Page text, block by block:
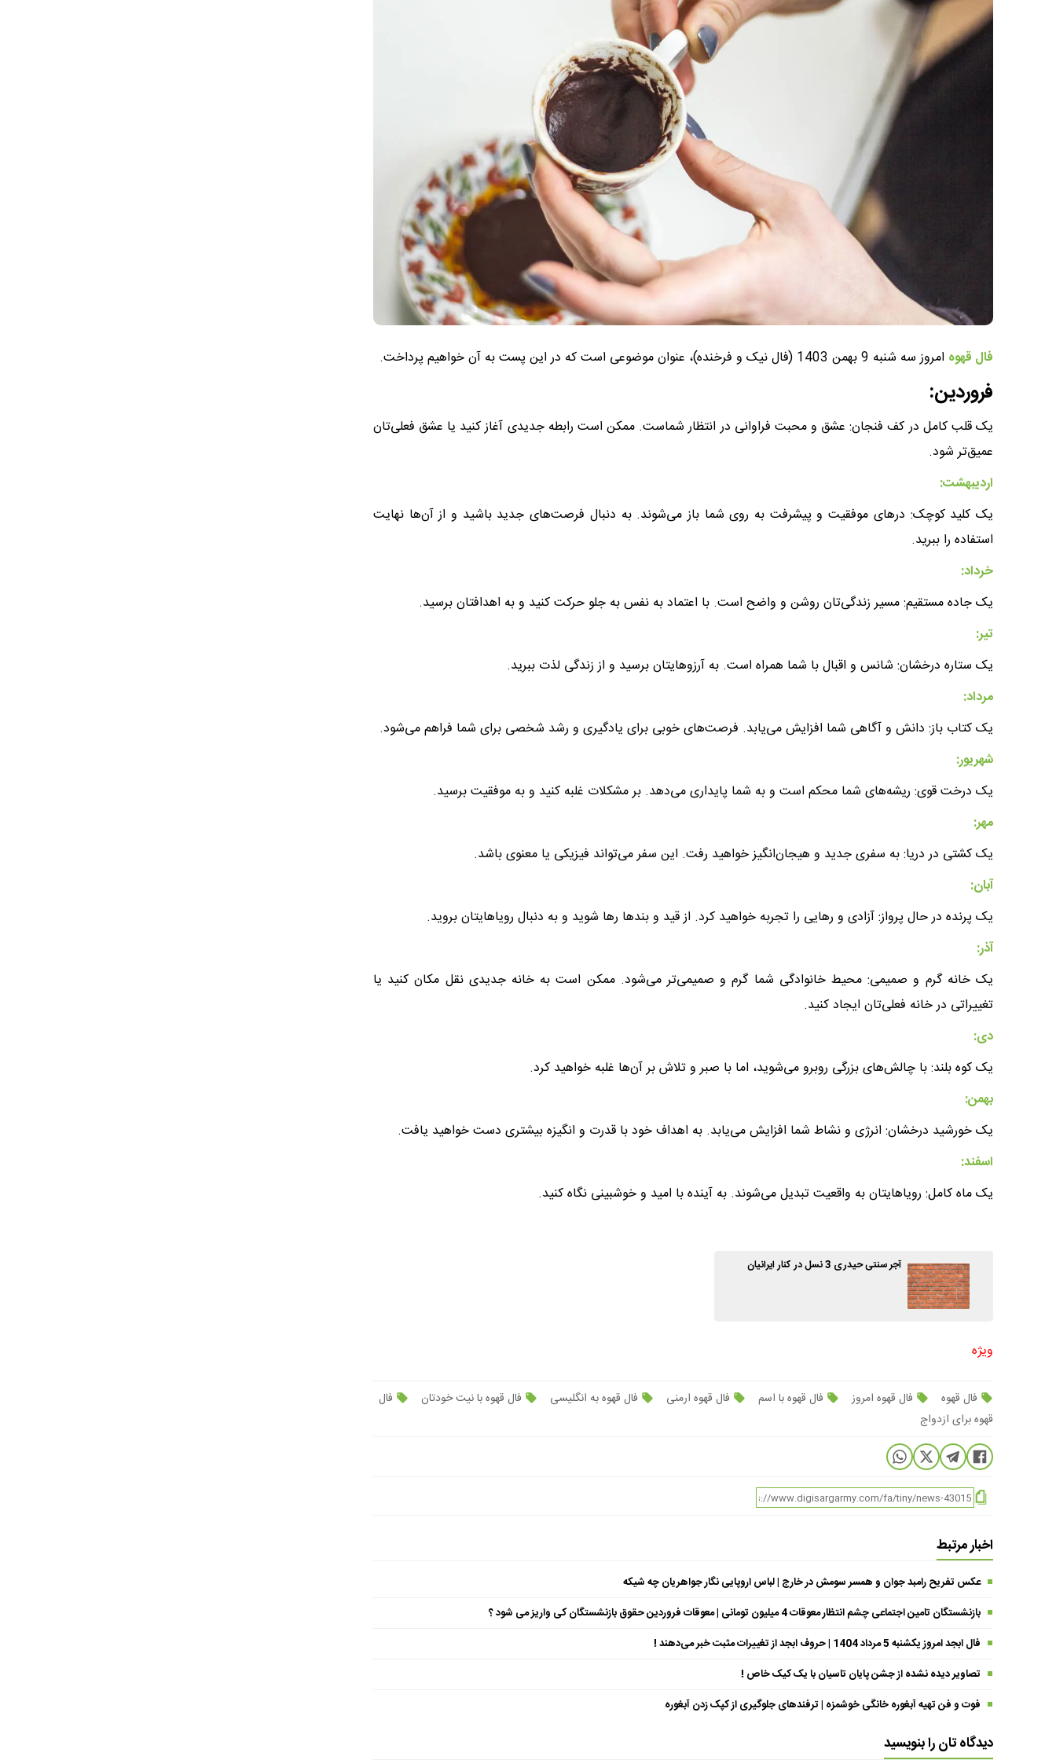
فال قهوه امروز سه شنبه 9 بهمن 1403 (فال نیک و فرخنده)، عنوان موضوعی است که در این پست به آن خواهیم پرداخت.
فروردین:
یک قلب کامل در کف فنجان: عشق و محبت فراوانی در انتظار شماست. ممکن است رابطه جدیدی آغاز کنید یا عشق فعلی‌تان
عمیق‌تر شود.
اردیبهشت:
یک کلید کوچک: درهای موفقیت و پیشرفت به روی شما باز می‌شوند. به دنبال فرصت‌های جدید باشید و از آن‌ها نهایت
استفاده را ببرید.
خرداد:
یک جاده مستقیم: مسیر زندگی‌تان روشن و واضح است. با اعتماد به نفس به جلو حرکت کنید و به اهدافتان برسید.
تیر:
یک ستاره درخشان: شانس و اقبال با شما همراه است. به آرزوهایتان برسید و از زندگی لذت ببرید.
مرداد:
یک کتاب باز: دانش و آگاهی شما افزایش می‌یابد. فرصت‌های خوبی برای یادگیری و رشد شخصی برای شما فراهم می‌شود.
شهریور:
یک درخت قوی: ریشه‌های شما محکم است و به شما پایداری می‌دهد. بر مشکلات غلبه کنید و به موفقیت برسید.
مهر:
یک کشتی در دریا: به سفری جدید و هیجان‌انگیز خواهید رفت. این سفر می‌تواند فیزیکی یا معنوی باشد.
آبان:
یک پرنده در حال پرواز: آزادی و رهایی را تجربه خواهید کرد. از قید و بندها رها شوید و به دنبال رویاهایتان بروید.
آذر:
یک خانه گرم و صمیمی: محیط خانوادگی شما گرم و صمیمی‌تر می‌شود. ممکن است به خانه جدیدی نقل مکان کنید یا
تغییراتی در خانه فعلی‌تان ایجاد کنید.
دی:
یک کوه بلند: با چالش‌های بزرگی روبرو می‌شوید، اما با صبر و تلاش بر آن‌ها غلبه خواهید کرد.
بهمن:
یک خورشید درخشان: انرژی و نشاط شما افزایش می‌یابد. به اهداف خود با قدرت و انگیزه بیشتری دست خواهید یافت.
اسفند:
یک ماه کامل: رویاهایتان به واقعیت تبدیل می‌شوند. به آینده با امید و خوشبینی نگاه کنید.
آجر سنتی حیدری 3 نسل در کنار ایرانیان
ویژه
فال قهوه فال قهوه امروز فال قهوه با اسم فال قهوه ارمنی فال قهوه به انگلیسی فال قهوه با نیت خودتان
فال
قهوه برای ازدواج
اخبار مرتبط
عکس تفریح رامبد جوان و همسر سومش در خارج | لباس اروپایی نگار جواهریان چه شیکه
بازنشستگان تامین اجتماعی چشم انتظار معوقات 4 میلیون تومانی | معوقات فروردین حقوق بازنشستگان کی واریز می شود ؟
فال ابجد امروز یکشنبه 5 مرداد 1404 | حروف ابجد از تغییرات مثبت خبر می‌دهند !
تصاویر دیده نشده از جشن پایان تاسیان با یک کیک خاص !
فوت و فن تهیه آبغوره خانگی خوشمزه | ترفندهای جلوگیری از کپک زدن آبغوره
دیدگاه تان را بنویسید